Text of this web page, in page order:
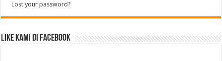
Lost your password?
Like Kami di Facebook